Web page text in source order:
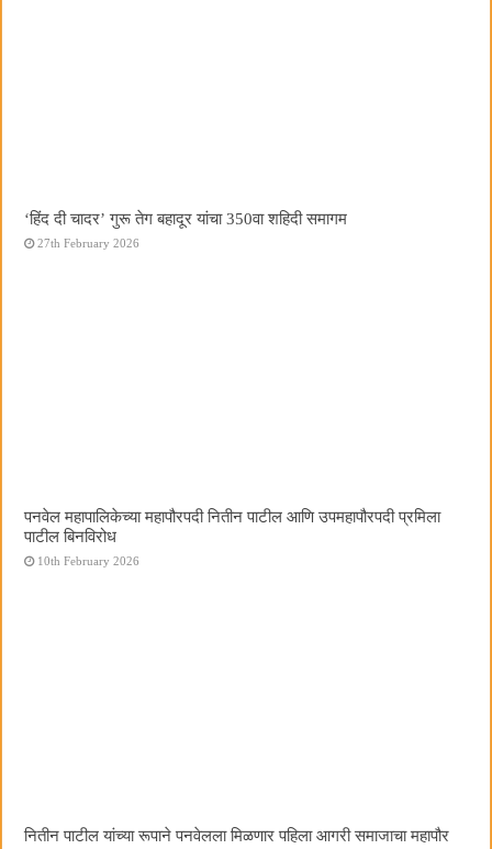
‘हिंद दी चादर’ गुरू तेग बहादूर यांचा 350वा शहिदी समागम
27th February 2026
पनवेल महापालिकेच्या महापौरपदी नितीन पाटील आणि उपमहापौरपदी प्रमिला
पाटील बिनविरोध
10th February 2026
नितीन पाटील यांच्या रूपाने पनवेलला मिळणार पहिला आगरी समाजाचा महापौर